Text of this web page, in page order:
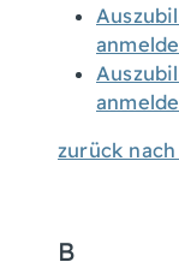
zurück
B